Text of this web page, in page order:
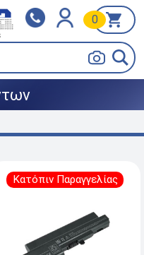
0
BOX NOW
Κατόπιν Παραγγελίας